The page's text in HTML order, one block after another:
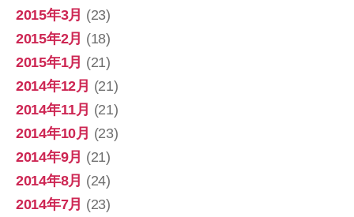
2015年3月 (23)
2015年2月 (18)
2015年1月 (21)
2014年12月 (21)
2014年11月 (21)
2014年10月 (23)
2014年9月 (21)
2014年8月 (24)
2014年7月 (23)